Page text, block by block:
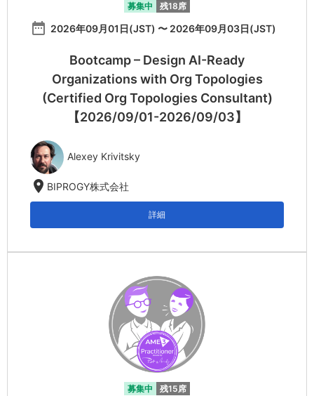
募集中 残18席
date_range 2026年09月01日(JST) 〜 2026年09月03日(JST)
Bootcamp – Design AI-Ready
Organizations with Org Topologies
(Certified Org Topologies Consultant)
【2026/09/01-2026/09/03】
Alexey Krivitsky
location_on BIPROGY株式会社
詳細
募集中 残15席